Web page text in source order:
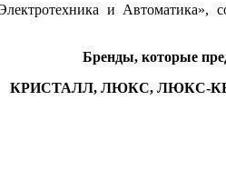
и Автоматика»,
Бренды, которые
КРИСТАЛЛ, ЛЮКС, ЛЮКС-